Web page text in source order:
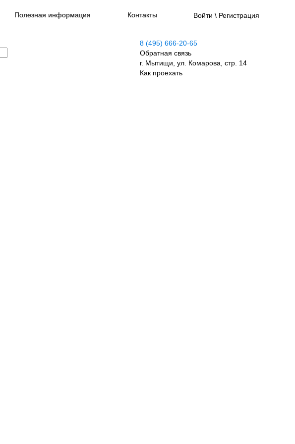
Полезная информация Контакты Войти \ Регистрация
8 (495) 666-20-65
Обратная связь
г. Мытищи, ул. Комарова, стр. 14
Как проехать